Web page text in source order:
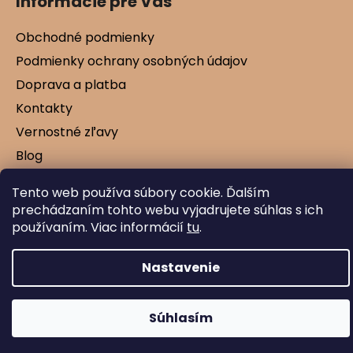
Tento web používa súbory cookie. Ďalším
prechádzaním tohto webu vyjadrujete súhlas s ich
používaním. Viac informácií tu.
Nastavenie
Súhlasím
Obchodné podmienky
Podmienky ochrany osobných údajov
Doprava a platba
Kontakty
Vernostné zľavy
Blog
Vytvoril Shoptet
Copyright 2026Mamtex.sk
vyhradené.